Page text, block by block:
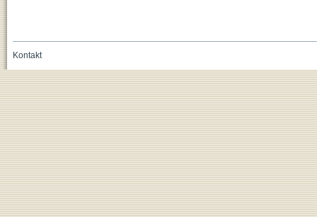
Kontakt